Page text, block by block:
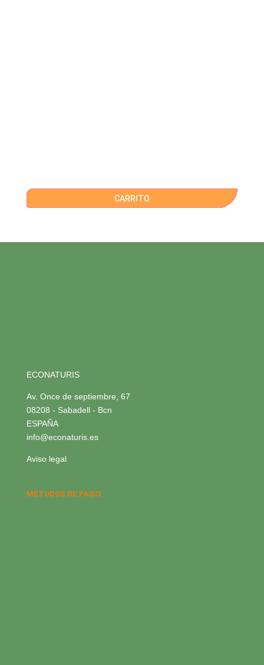
CARRITO
ECONATURIS
Av. Once de septiembre, 67
08208 - Sabadell - Bcn
ESPAÑA
info@econaturis.es
Aviso legal
MÉTODOS DE PAGO: